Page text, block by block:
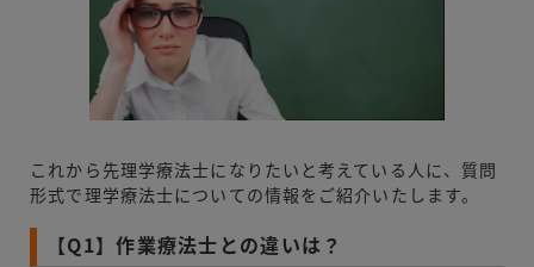
これから先理学療法士になりたいと考えている人に、質問
形式で理学療法士についての情報をご紹介いたします。
【Q1】作業療法士との違いは？